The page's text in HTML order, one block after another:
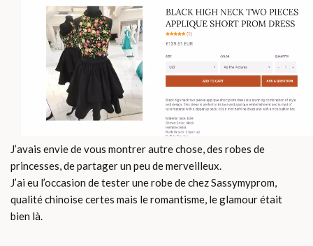
J’avais envie de vous montrer autre chose, des robes de
princesses, de partager un peu de merveilleux.
J’ai eu l’occasion de tester une robe de chez Sassymyprom,
qualité chinoise certes mais le romantisme, le glamour était
bien là.